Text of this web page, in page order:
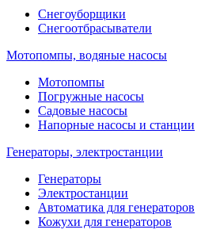
Снегоуборщики
Снегоотбрасыватели
Мотопомпы, водяные насосы
Мотопомпы
Погружные насосы
Садовые насосы
Напорные насосы и станции
Генераторы, электростанции
Генераторы
Электростанции
Автоматика для генераторов
Кожухи для генераторов